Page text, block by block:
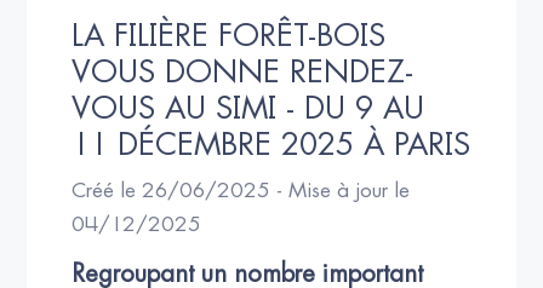
LA FILIÈRE FORÊT-BOIS
VOUS DONNE RENDEZ-
VOUS AU SIMI - DU 9 AU
11 DÉCEMBRE 2025 À PARIS
Créé le 26/06/2025 - Mise à jour le
04/12/2025
Regroupant un nombre important